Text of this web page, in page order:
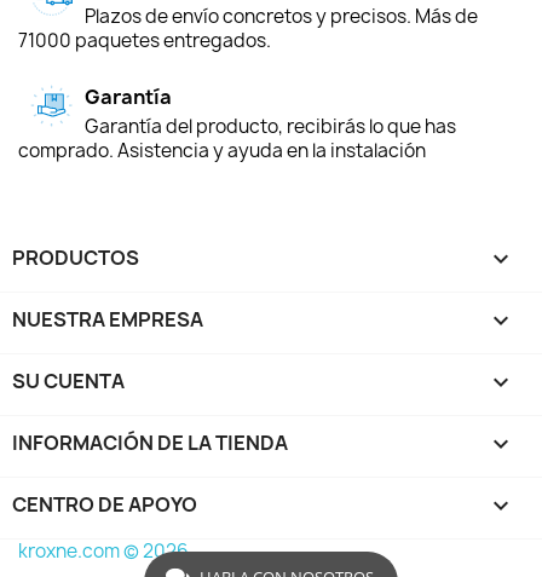
Plazos de envío concretos y precisos. Más de
71000 paquetes entregados.
Garantía
Garantía del producto, recibirás lo que has
comprado. Asistencia y ayuda en la instalación
PRODUCTOS 
NUESTRA EMPRESA 
SU CUENTA 
INFORMACIÓN DE LA TIENDA keyboard_arrow_down
CENTRO DE APOYO 
kroxne.com © 2026